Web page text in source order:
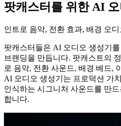
팟캐스터를 위한 AI 오
인트로 음악, 전환 효과, 배경 오디
팟캐스터들은 AI 오디오 생성기
브랜딩을 만듭니다. 팟캐스트의
로 음악, 전환 사운드, 배경 베드,
AI 오디오 생성기는 프로덕션 가
인식하는 시그니처 사운드를 만
합니다.